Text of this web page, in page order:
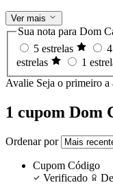
Ver mais
Sua nota para Dom
5 estrelas
estrelas
1
Avalie Seja o primeiro a
1 cupom Dom
Ordenar por
Cupom Código
Verificado